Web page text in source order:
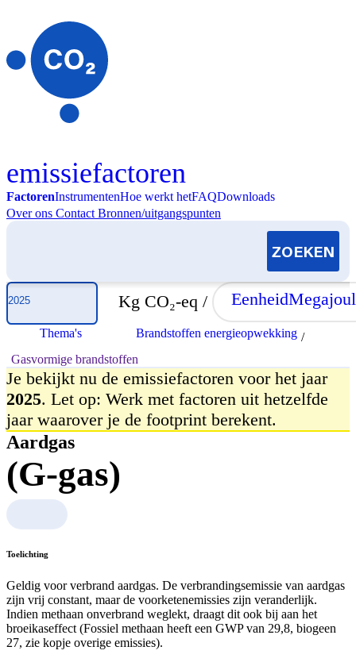
emissiefactoren
FactorenInstrumentenHoe werkt hetFAQDownloads
Over ons Contact Bronnen/uitgangspunten
Selecteer jaar
Kg CO₂-eq / Eenheid
Thema's Brandstoffen energieopwekking /
Gasvormige brandstoffen
Je bekijkt nu de emissiefactoren voor het jaar
2025. Let op: Werk met factoren uit hetzelfde
jaar waarover je de footprint berekent.
Aardgas
(G-gas)
Toelichting
Geldig voor verbrand aardgas. De verbrandingsemissie van aardgas
zijn vrij constant, maar de voorketenemissies zijn veranderlijk.
Indien methaan onverbrand weglekt, draagt dit ook bij aan het
broeikaseffect (Fossiel methaan heeft een GWP van 29,8, biogeen
27, zie kopje overige emissies).